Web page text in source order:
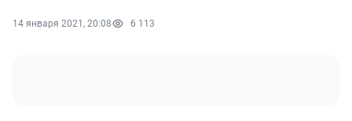
14 января 2021, 20:08 6 113